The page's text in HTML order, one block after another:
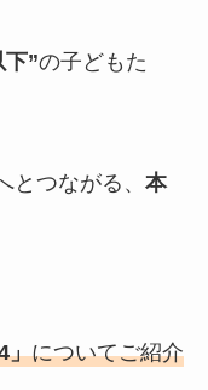
下”の子どもた
とつながる、 本
」についてご紹介